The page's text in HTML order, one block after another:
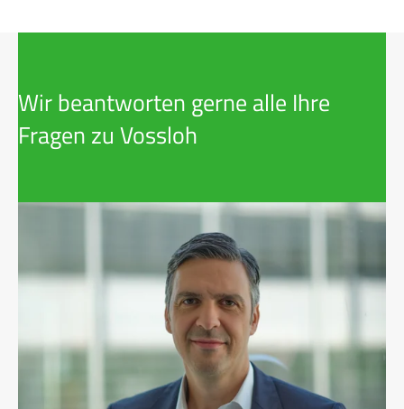
Wir beantworten gerne alle Ihre
Fragen zu Vossloh